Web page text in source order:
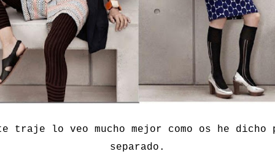
traje lo veo mucho mejor como os he dicho
separado.